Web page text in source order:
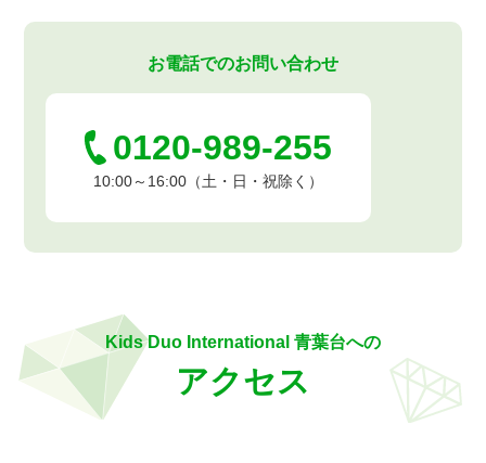
お電話でのお問い合わせ
0120-989-255
10:00～16:00（土・日・祝除く）
Kids Duo International 青葉台への
アクセス